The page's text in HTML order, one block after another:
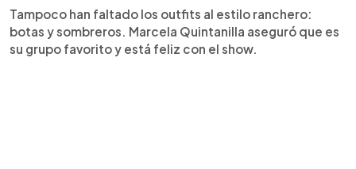
Tampoco han faltado los outfits al estilo ranchero:
botas y sombreros. Marcela Quintanilla aseguró que es
su grupo favorito y está feliz con el show.